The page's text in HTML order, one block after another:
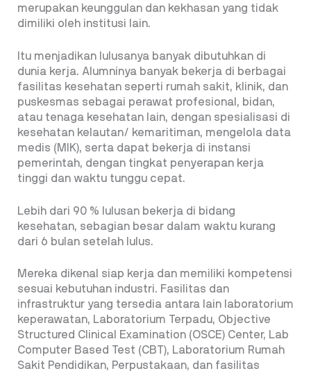
merupakan keunggulan dan kekhasan yang tidak
dimiliki oleh institusi lain.
Itu menjadikan lulusanya banyak dibutuhkan di
dunia kerja. Alumninya banyak bekerja di berbagai
fasilitas kesehatan seperti rumah sakit, klinik, dan
puskesmas sebagai perawat profesional, bidan,
atau tenaga kesehatan lain, dengan spesialisasi di
kesehatan kelautan/ kemaritiman, mengelola data
medis (MIK), serta dapat bekerja di instansi
pemerintah, dengan tingkat penyerapan kerja
tinggi dan waktu tunggu cepat.
Lebih dari 90 % lulusan bekerja di bidang
kesehatan, sebagian besar dalam waktu kurang
dari 6 bulan setelah lulus.
Mereka dikenal siap kerja dan memiliki kompetensi
sesuai kebutuhan industri. Fasilitas dan
infrastruktur yang tersedia antara lain laboratorium
keperawatan, Laboratorium Terpadu, Objective
Structured Clinical Examination (OSCE) Center, Lab
Computer Based Test (CBT), Laboratorium Rumah
Sakit Pendidikan, Perpustakaan, dan fasilitas